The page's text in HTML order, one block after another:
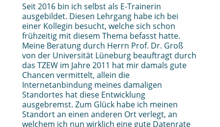
Seit 2016 bin ich selbst als E-Trainerin
ausgebildet. Diesen Lehrgang habe ich bei
einer Kollegin besucht, welche sich schon
frühzeitig mit diesem Thema befasst hatte.
Meine Beratung durch Herrn Prof. Dr. Groß
von der Universität Lüneburg beauftragt durch
das TZEW im Jahre 2011 hat mir damals gute
Chancen vermittelt, allein die
Internetanbindung meines damaligen
Standortes hat diese Entwicklung
ausgebremst. Zum Glück habe ich meinen
Standort an einen anderen Ort verlegt, an
welchem ich nun wirklich eine gute Datenrate